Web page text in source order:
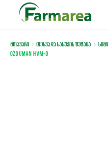
მთავარი თესვა და სასუქის შეტანა
Ozduman HVM-D